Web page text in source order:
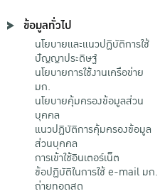
ข้อมูลทั่วไป
นโยบายและแนวปฏิบัติการใช้
ปัญญาประดิษฐ์
นโยบายการใช้งานเครือข่าย
มก.
นโยบายคุ้มครองข้อมูลส่วน
บุคคล
แนวปฏิบัติการคุ้มครองข้อมูล
ส่วนบุคคล
การเข้าใช้อินเตอร์เน็ต
ข้อปฏิบัติในการใช้ e-mail มก.
ถ่ายทอดสด